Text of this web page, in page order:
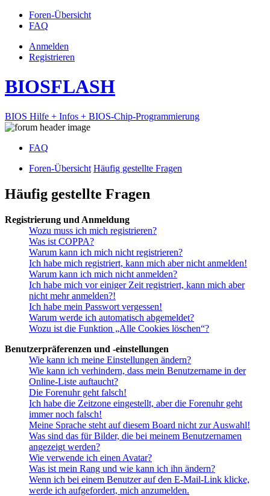
Foren-Übersicht
FAQ
Anmelden
Registrieren
BIOSFLASH
BIOS Hilfe + Infos + BIOS-Chip-Programmierung
FAQ
Foren-Übersicht Häufig gestellte Fragen
Häufig gestellte Fragen
Registrierung und Anmeldung
Wozu muss ich mich registrieren?
Was ist COPPA?
Warum kann ich mich nicht registrieren?
Ich habe mich registriert, kann mich aber nicht anmelden!
Warum kann ich mich nicht anmelden?
Ich habe mich vor einiger Zeit registriert, kann mich aber
nicht mehr anmelden?!
Ich habe mein Passwort vergessen!
Warum werde ich automatisch abgemeldet?
Wozu ist die Funktion „Alle Cookies löschen“?
Benutzerpräferenzen und -einstellungen
Wie kann ich meine Einstellungen ändern?
Wie kann ich verhindern, dass mein Benutzername in der
Online-Liste auftaucht?
Die Forenuhr geht falsch!
Ich habe die Zeitzone eingestellt, aber die Forenuhr geht
immer noch falsch!
Meine Sprache steht auf diesem Board nicht zur Auswahl!
Was sind das für Bilder, die bei meinem Benutzernamen
angezeigt werden?
Wie verwende ich einen Avatar?
Was ist mein Rang und wie kann ich ihn ändern?
Wenn ich bei einem Benutzer auf den E-Mail-Link klicke,
werde ich aufgefordert, mich anzumelden.